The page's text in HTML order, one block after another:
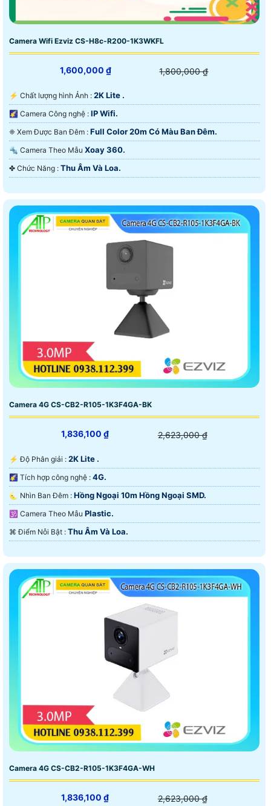
Camera Wifi Ezviz CS-H8c-R200-1K3WKFL
1,600,000 ₫ 1,800,000 ₫
️⚡ Chất lượng hình Ảnh : 2K Lite .
🌠 Camera Công nghệ : IP Wifi.
❈ Xem Được Ban Đêm : Full Color 20m Có Màu Ban Ðêm.
🔩 Camera Theo Mẫu Xoay 360.
️✤ Chức Năng : Thu Âm Và Loa.
Camera 4G CS-CB2-R105-1K3F4GA-BK
1,836,100 ₫ 2,623,000 ₫
️⚡ Độ Phân giải : 2K Lite .
🌠 Tích hợp công nghệ : 4G.
🌜 Nhìn Ban Đêm : Hồng Ngoại 10m Hồng Ngoại SMD.
🕉️ Camera Theo Mẫu Plastic.
️⌘ Điểm Nỗi Bật : Thu Âm Và Loa.
Camera 4G CS-CB2-R105-1K3F4GA-WH
1,836,100 ₫ 2,623,000 ₫